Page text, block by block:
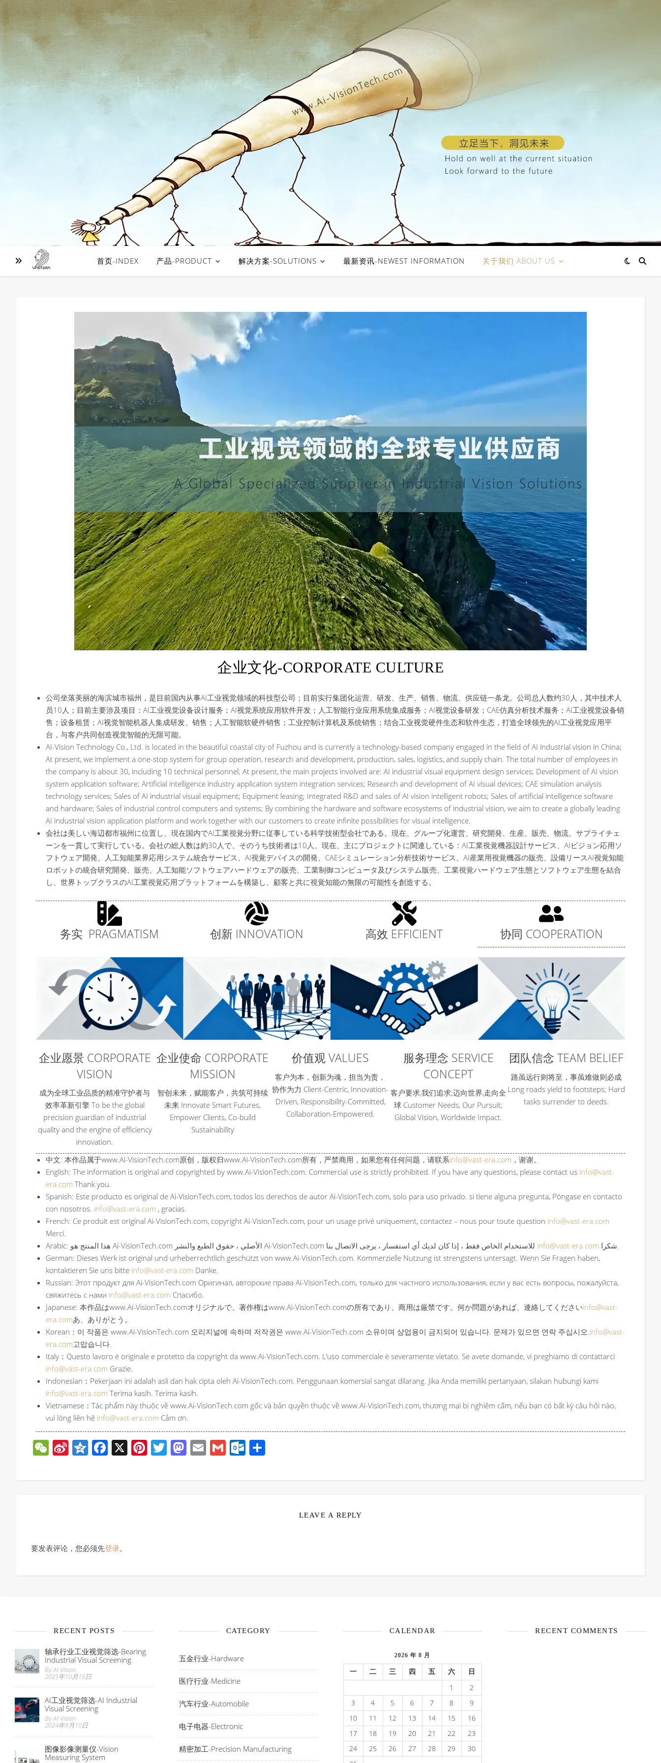
首页-INDEX 产品-PRODUCT 解决方案-SOLUTIONS 最新资讯-NEWEST INFORMATION 关于我们 ABOUT US
企业文化-CORPORATE CULTURE
公司坐落美丽的海滨城市福州，是目前国内从事AI工业视觉领域的科技型公司；目前实行集团化运营、研发、生产、销售、物流、供应链一条龙。公司总人数约30人，其中技术人
员10人；目前主要涉及项目：AI工业视觉设备设计服务；AI视觉系统应用软件开发；人工智能行业应用系统集成服务；AI视觉设备研发；CAE仿真分析技术服务；AI工业视觉设备销
售；设备租赁；AI视觉智能机器人集成研发、销售；人工智能软硬件销售；工业控制计算机及系统销售；结合工业视觉硬件生态和软件生态，打造全球领先的AI工业视觉应用平
台，与客户共同创造视觉智能的无限可能。
AI-Vision Technology Co., Ltd. is located in the beautiful coastal city of Fuzhou and is currently a technology-based company engaged in the field of AI industrial vision in China;
At present, we implement a one-stop system for group operation, research and development, production, sales, logistics, and supply chain. The total number of employees in
the company is about 30, including 10 technical personnel; At present, the main projects involved are: AI industrial visual equipment design services; Development of AI vision
system application software; Artificial intelligence industry application system integration services; Research and development of AI visual devices; CAE simulation analysis
technology services; Sales of AI industrial visual equipment; Equipment leasing; Integrated R&D and sales of AI vision intelligent robots; Sales of artificial intelligence software
and hardware; Sales of industrial control computers and systems; By combining the hardware and software ecosystems of industrial vision, we aim to create a globally leading
AI industrial vision application platform and work together with our customers to create infinite possibilities for visual intelligence.
会社は美しい海辺都市福州に位置し、現在国内でAI工業視覚分野に従事している科学技術型会社である。現在、グループ化運営、研究開発、生産、販売、物流、サプライチェ
ーンを一貫して実行している。会社の総人数は約30人で、そのうち技術者は10人、現在、主にプロジェクトに関連している：AI工業視覚機器設計サービス、AIビジョン応用ソ
フトウェア開発、人工知能業界応用システム統合サービス、AI視覚デバイスの開発、CAEシミュレーション分析技術サービス、AI産業用視覚機器の販売、設備リースAI視覚知能
ロボットの統合研究開発、販売、人工知能ソフトウェアハードウェアの販売、工業制御コンピュータ及びシステム販売、工業視覚ハードウェア生態とソフトウェア生態を結合
し、世界トップクラスのAI工業視覚応用プラットフォームを構築し、顧客と共に視覚知能の無限の可能性を創造する。
务实 PRAGMATISM 创新 INNOVATION 高效 EFFICIENT 协同 COOPERATION
企业愿景 CORPORATE
VISION
成为全球工业品质的精准守护者与
效率革新引擎 To be the global
precision guardian of industrial
quality and the engine of efficiency
innovation.
企业使命 CORPORATE
MISSION
智创未来，赋能客户，共筑可持续
未来 Innovate Smart Futures,
Empower Clients, Co-build
Sustainability
价值观 VALUES
客户为本，创新为魂，担当为责，
协作为力 Client-Centric, Innovation-
Driven, Responsibility-Committed,
Collaboration-Empowered.
服务理念 SERVICE
CONCEPT
客户要求,我们追求;迈向世界,走向全
球 Customer Needs, Our Pursuit;
Global Vision, Worldwide Impact.
团队信念 TEAM BELIEF
路虽远行则将至，事虽难做则必成
Long roads yield to footsteps; Hard
tasks surrender to deeds.
中文: 本作品属于www.Ai-VisionTech.com原创，版权归www.Ai-VisionTech.com所有，严禁商用，如果您有任何问题，请联系info@vast-era.com ，谢谢。
English: The information is original and copyrighted by www.Ai-VisionTech.com. Commercial use is strictly prohibited. If you have any questions, please contact us info@vast-
era.com Thank you.
Spanish: Este producto es original de Ai-VisionTech.com, todos los derechos de autor Ai-VisionTech.com, solo para uso privado. si tiene alguna pregunta, Póngase en contacto
con nosotros. info@vast-era.com , gracias.
French: Ce produit est original Ai-VisionTech.com, copyright Ai-VisionTech.com, pour un usage privé uniquement, contactez – nous pour toute question info@vast-era.com
Merci.
info@vast-era.com
شكرا.
German: Dieses Werk ist original und urheberrechtlich geschützt von www.Ai-VisionTech.com. Kommerzielle Nutzung ist strengstens untersagt. Wenn Sie Fragen haben,
kontaktieren Sie uns bitte info@vast-era.com Danke.
Russian: Этот продукт для Ai-VisionTech.com Оригинал, авторские права Ai-VisionTech.com, только для частного использования, если у вас есть вопросы, пожалуйста,
свяжитесь с нами info@vast-era.com Спасибо.
Japanese: 本作品はwww.Ai-VisionTech.comオリジナルで、著作権はwww.Ai-VisionTech.comの所有であり、商用は厳禁です。何か問題があれば、連絡してくださいinfo@vast-
era.comあ、ありがとう。
Korean：이 작품은 www.Ai-VisionTech.com 오리지널에 속하며 저작권은 www.Ai-VisionTech.com 소유이며 상업용이 금지되어 있습니다. 문제가 있으면 연락 주십시오.info@vast-
era.com고맙습니다.
Italy：Questo lavoro è originale e protetto da copyright da www.Ai-VisionTech.com. L’uso commerciale è severamente vietato. Se avete domande, vi preghiamo di contattarci
info@vast-era.com Grazie.
Indonesian：Pekerjaan ini adalah asli dan hak cipta oleh Ai-VisionTech.com. Penggunaan komersial sangat dilarang. Jika Anda memiliki pertanyaan, silakan hubungi kami
info@vast-era.com Terima kasih. Terima kasih.
Vietnamese：Tác phẩm này thuộc về www.Ai-VisionTech.com gốc và bản quyền thuộc về www.Ai-VisionTech.com, thương mại bị nghiêm cấm, nếu bạn có bất kỳ câu hỏi nào,
vui lòng liên hệ info@vast-era.com Cảm ơn.
WeChat
SinaQzone
Facebook
X Pinterest
Twitter
Mastodon
EmailGmailOutlook.com
LEAVE A REPLY
要发表评论，您必须先登录。
RECENT POSTS
轴承行业工业视觉筛选-Bearing
Industrial Visual Screening
By AI-Vision
2025年10月15日
AI工业视觉筛选-AI Industrial
Visual Screening
By AI-Vision
2024年9月10日
图像影像测量仪-Vision
Measuring System
CATEGORY
五金行业-Hardware
医疗行业-Medicine
汽车行业-Automobile
电子电器-Electronic
精密加工-Precision Manufacturing
CALENDAR
2026 年 8 月
一 二 三 四 五 六 日
1
2
3
4 5 6 7 8
9
10
11 12 13 14 15
16
17
18 19 20 21 22
23
24
25 26 27 28 29
30
RECENT COMMENTS